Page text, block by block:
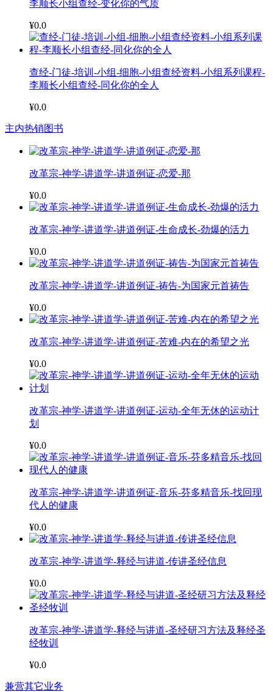
李顺长小组查经-变化你的气质
¥0.0
查经-门徒-培训-小组-细胞-小组查经资料-小组系列课程-
李顺长小组查经-同化你的全人
¥0.0
主内热销图书
改革宗-神学-讲道学-讲道例证-恋爱-那
¥0.0
改革宗-神学-讲道学-讲道例证-生命成长-劲爆的活力
¥0.0
改革宗-神学-讲道学-讲道例证-祷告-为国家元首祷告
¥0.0
改革宗-神学-讲道学-讲道例证-苦难-内在的希望之光
¥0.0
改革宗-神学-讲道学-讲道例证-运动-全年无休的运动计
划
¥0.0
改革宗-神学-讲道学-讲道例证-音乐-芬多精音乐-找回现
代人的健康
¥0.0
改革宗-神学-讲道学-释经与讲道-传讲圣经信息
¥0.0
改革宗-神学-讲道学-释经与讲道-圣经研习方法及释经圣
经牧训
¥0.0
兼营其它业务